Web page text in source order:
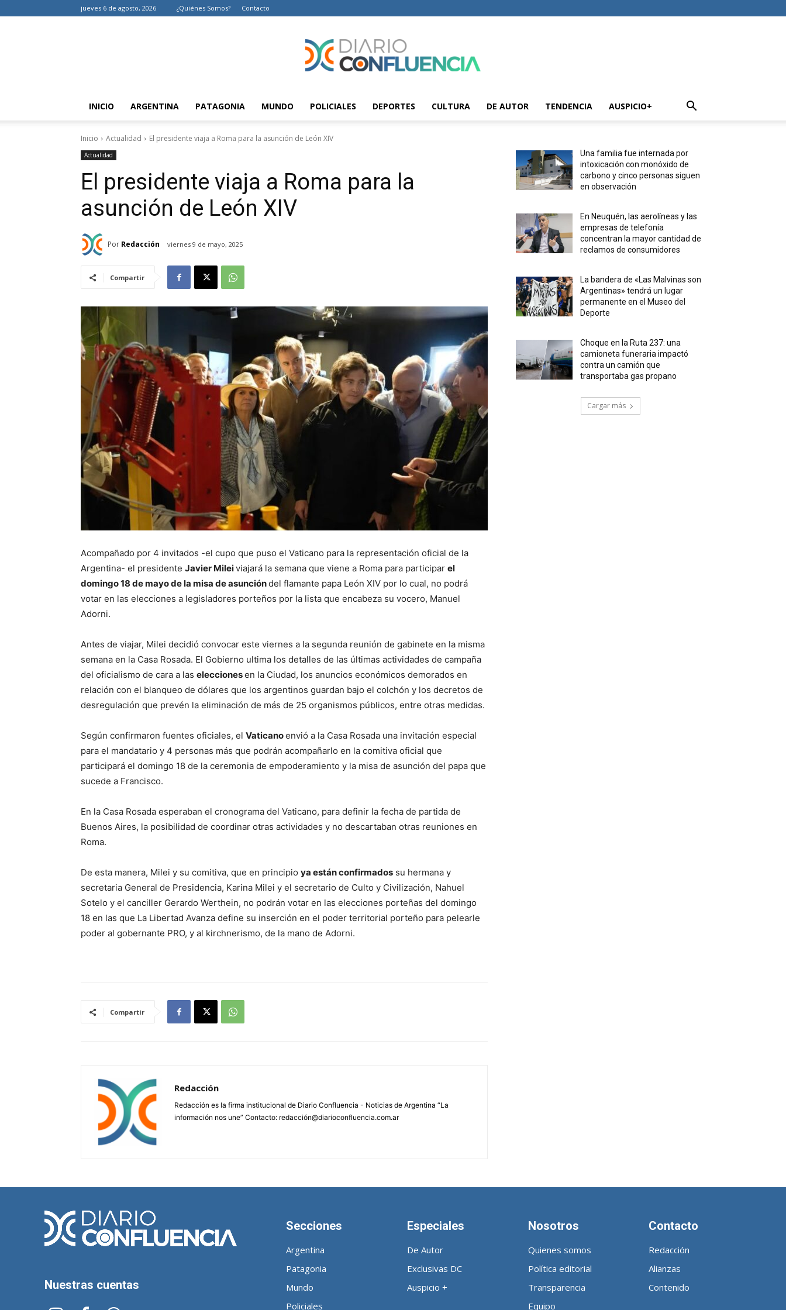
jueves 6 de agosto, 2026 ¿Quiénes Somos? Contacto
Diario
Confluencia
de
Argentina
INICIO ARGENTINA PATAGONIA MUNDO POLICIALES DEPORTES CULTURA DE AUTOR TENDENCIA AUSPICIO+
Inicio Actualidad El presidente viaja a Roma para la asunción de León XIV
Actualidad
El presidente viaja a Roma para la
asunción de León XIV
Por Redacción viernes 9 de mayo, 2025
Compartir
Acompañado por 4 invitados -el cupo que puso el Vaticano para la representación oficial de la
Argentina- el presidente Javier Mileiviajará la semana que viene a Roma para participar el
domingo 18 de mayo de la misa de asuncióndel flamante papa León XIV por lo cual, no podrá
votar en las elecciones a legisladores porteños por la lista que encabeza su vocero, Manuel
Adorni.
Antes de viajar, Milei decidió convocar este viernes a la segunda reunión de gabinete en la misma
semana en la Casa Rosada. El Gobierno ultima los detalles de las últimas actividades de campaña
del oficialismo de cara a las eleccionesen la Ciudad, los anuncios económicos demorados en
relación con el blanqueo de dólares que los argentinos guardan bajo el colchón y los decretos de
desregulación que prevén la eliminación de más de 25 organismos públicos, entre otras medidas.
Según confirmaron fuentes oficiales, el Vaticanoenvió a la Casa Rosada una invitación especial
para el mandatario y 4 personas más que podrán acompañarlo en la comitiva oficial que
participará el domingo 18 de la ceremonia de empoderamiento y la misa de asunción del papa que
sucede a Francisco.
En la Casa Rosada esperaban el cronograma del Vaticano, para definir la fecha de partida de
Buenos Aires, la posibilidad de coordinar otras actividades y no descartaban otras reuniones en
Roma.
De esta manera, Milei y su comitiva, que en principio ya están confirmados su hermana y
secretaria General de Presidencia, Karina Milei y el secretario de Culto y Civilización, Nahuel
Sotelo y el canciller Gerardo Werthein, no podrán votar en las elecciones porteñas del domingo
18 en las que La Libertad Avanza define su inserción en el poder territorial porteño para pelearle
poder al gobernante PRO, y al kirchnerismo, de la mano de Adorni.
Compartir
Redacción
Redacción es la firma institucional de Diario Confluencia - Noticias de Argentina “La
información nos une” Contacto: redacción@diarioconfluencia.com.ar
Una familia fue internada por
intoxicación con monóxido de
carbono y cinco personas siguen
en observación
En Neuquén, las aerolíneas y las
empresas de telefonía
concentran la mayor cantidad de
reclamos de consumidores
La bandera de «Las Malvinas son
Argentinas» tendrá un lugar
permanente en el Museo del
Deporte
Choque en la Ruta 237: una
camioneta funeraria impactó
contra un camión que
transportaba gas propano
Cargar más
Nuestras cuentas
Secciones
Argentina
Patagonia
Mundo
Policiales
Especiales
De Autor
Exclusivas DC
Auspicio +
Nosotros
Quienes somos
Política editorial
Transparencia
Equipo
Contacto
Redacción
Alianzas
Contenido